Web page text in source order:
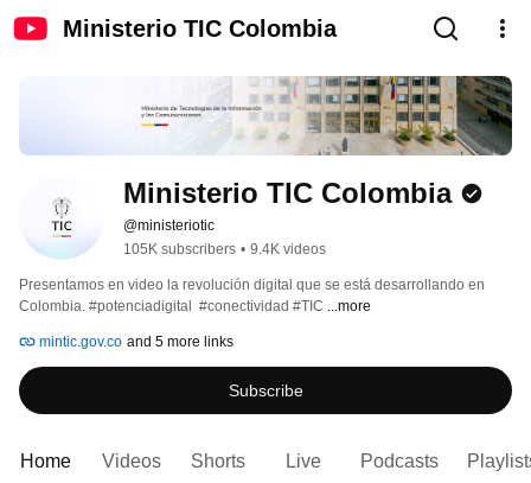
Ministerio TIC Colombia
Ministerio TIC Colombia
@ministeriotic
105K subscribers • 9.4K videos
Presentamos en video la revolución digital que se está desarrollando en
Colombia. #potenciadigital  #conectividad #TIC ...more
mintic.gov.co and 5 more links
Subscribe
Home Videos Shorts Live Podcasts